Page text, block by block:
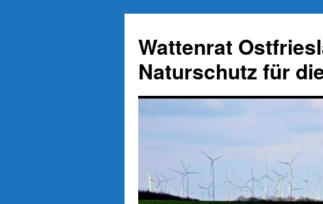
springen
Wattenrat
Naturschutz für